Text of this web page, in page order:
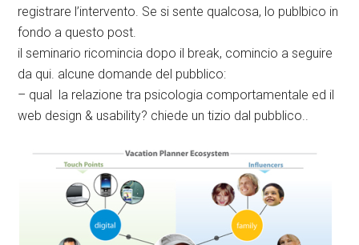
registrare l’intervento. Se si sente qualcosa, lo publbico in
fondo a questo post.
il seminario ricomincia dopo il break, comincio a seguire
da qui. alcune domande del pubblico:
– qual la relazione tra psicologia comportamentale ed il
web design & usability? chiede un tizio dal pubblico..